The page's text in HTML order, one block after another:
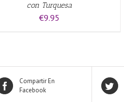
con Turquesa
€9.95
Compartir En
Facebook